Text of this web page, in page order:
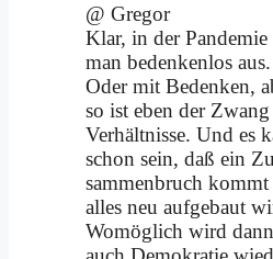
@ Gre­gor
Klar, in der
man be­den­ken­los aus.
Oder mit Be­den­ken,
so ist eben der
Ver­hält­nis­se. Und es
schon sein, daß ein
sam­men­bruch
al­les neu auf­ge­baut
Wo­mög­lich wird dann